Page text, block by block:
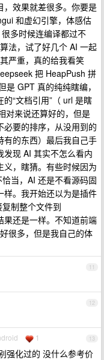
，效果就差很多。你要是
和虚幻引擎，体感估
多时候连编译都过不
法，试了好几个 AI 一起
严重，真的给我看笑
把 HeapPush 拼
GPT 真的纯纯瞎编，
“文档引用”（ url 是瞎
对来说还算好的，但是
要的排序，从没用到的
有的东西）最后我自己手
现 AI 其实不怎么看内
，瞎猜。有些时候因为
当，AI 还是不看源码固
样。我开始还以为是插件
制整个文件到
还是一样。不知道前端
很多，但是我自己的体
11
12
13
1
强化过的 没什么参考价